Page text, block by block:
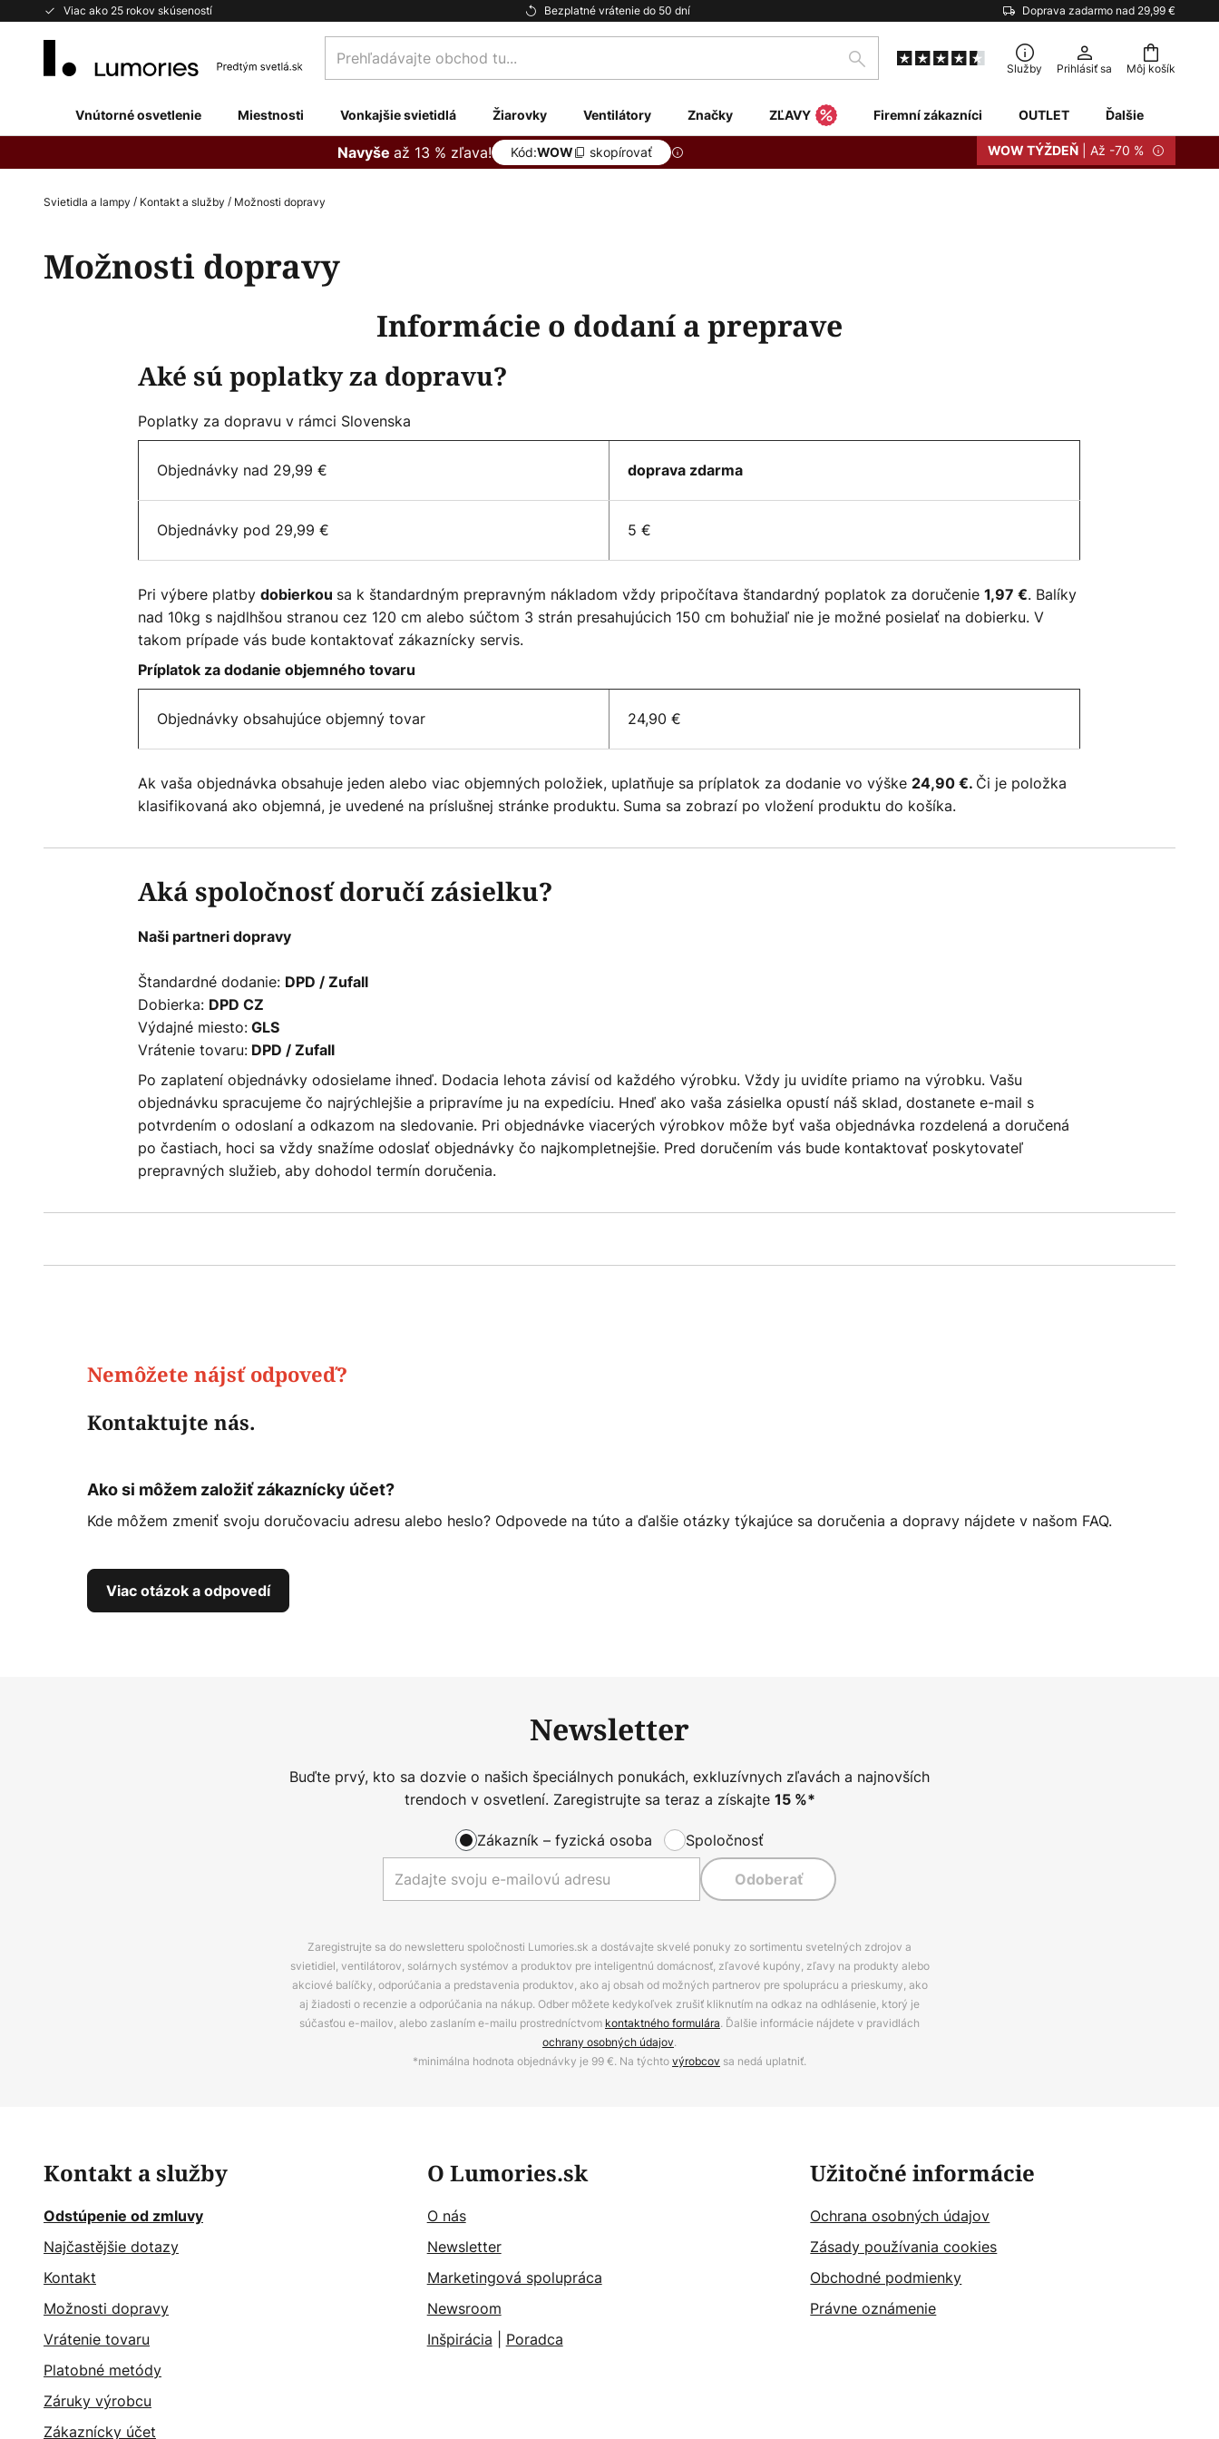
Viac ako 25 rokov skúseností Bezplatné vrátenie do 50 dní Doprava zadarmo nad 29,99 €
Skip
Môj košík
Prehľadávajte
obchod
Hľadať Služby Prihlásiť sa
Vnútorné osvetlenie Miestnosti Vonkajšie svietidlá Žiarovky Ventilátory Značky ZĽAVY Firemní zákazníci OUTLET Ďalšie
Navyše až 13 % zľava! Kód:WOW skopírovať WOW TÝŽDEŇ | Až -70 %
Svietidla a lampy Kontakt a služby Možnosti dopravy
Možnosti dopravy
Informácie o dodaní a preprave
Aké sú poplatky za dopravu?
Poplatky za dopravu v rámci Slovenska
Objednávky nad 29,99 € doprava zdarma
Objednávky pod 29,99 € 5 €
Pri výbere platby dobierkou sa k štandardným prepravným nákladom vždy pripočítava štandardný poplatok za doručenie 1,97 €. Balíky
nad 10kg s najdlhšou stranou cez 120 cm alebo súčtom 3 strán presahujúcich 150 cm bohužiaľ nie je možné posielať na dobierku. V
takom prípade vás bude kontaktovať zákaznícky servis.
Príplatok za dodanie objemného tovaru
Objednávky obsahujúce objemný tovar 24,90 €
Ak vaša objednávka obsahuje jeden alebo viac objemných položiek, uplatňuje sa príplatok za dodanie vo výške 24,90 €. Či je položka
klasifikovaná ako objemná, je uvedené na príslušnej stránke produktu. Suma sa zobrazí po vložení produktu do košíka.
Aká spoločnosť doručí zásielku?
Naši partneri dopravy
Štandardné dodanie: DPD / Zufall
Dobierka: DPD CZ
Výdajné miesto:GLS
Vrátenie tovaru:DPD / Zufall
Po zaplatení objednávky odosielame ihneď. Dodacia lehota závisí od každého výrobku. Vždy ju uvidíte priamo na výrobku. Vašu
objednávku spracujeme čo najrýchlejšie a pripravíme ju na expedíciu. Hneď ako vaša zásielka opustí náš sklad, dostanete e-mail s
potvrdením o odoslaní a odkazom na sledovanie. Pri objednávke viacerých výrobkov môže byť vaša objednávka rozdelená a doručená
po častiach, hoci sa vždy snažíme odoslať objednávky čo najkompletnejšie. Pred doručením vás bude kontaktovať poskytovateľ
prepravných služieb, aby dohodol termín doručenia.
Nemôžete nájsť odpoveď?
Kontaktujte nás.
Ako si môžem založiť zákaznícky účet?
Kde môžem zmeniť svoju doručovaciu adresu alebo heslo? Odpovede na túto a ďalšie otázky týkajúce sa doručenia a dopravy nájdete v našom FAQ.
Viac otázok a odpovedí
Newsletter
Buďte prvý, kto sa dozvie o našich špeciálnych ponukách, exkluzívnych zľavách a najnovších
trendoch v osvetlení. Zaregistrujte sa teraz a získajte 15%*
Zákazník – fyzická osoba Spoločnosť
Odoberať
Zaregistrujte sa do newsletteru spoločnosti Lumories.sk a dostávajte skvelé ponuky zo sortimentu svetelných zdrojov a
svietidiel, ventilátorov, solárnych systémov a produktov pre inteligentnú domácnosť, zľavové kupóny, zľavy na produkty alebo
akciové balíčky, odporúčania a predstavenia produktov, ako aj obsah od možných partnerov pre spoluprácu a prieskumy, ako
aj žiadosti o recenzie a odporúčania na nákup. Odber môžete kedykoľvek zrušiť kliknutím na odkaz na odhlásenie, ktorý je
súčasťou e-mailov, alebo zaslaním e-mailu prostredníctvom kontaktného formulára. Ďalšie informácie nájdete v pravidlách
ochrany osobných údajov.
*minimálna hodnota objednávky je 99 €. Na týchtovýrobcov sa nedá uplatniť.
Kontakt a služby
Odstúpenie od zmluvy
Najčastějšie dotazy
Kontakt
Možnosti dopravy
Vrátenie tovaru
Platobné metódy
Záruky výrobcu
Zákaznícky účet
O Lumories.sk
O nás
Newsletter
Marketingová spolupráca
Newsroom
Inšpirácia
Poradca
Užitočné informácie
Ochrana osobných údajov
Zásady používania cookies
Obchodné podmienky
Právne oznámenie